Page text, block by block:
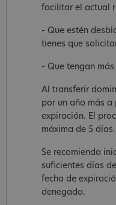
facilitar el actual
- Que estén
tienes que
- Que tengan
Al transferir
por un año más
expiración. El
máxima de 5 días.
Se recomienda
suficientes días
fecha de
denegada.